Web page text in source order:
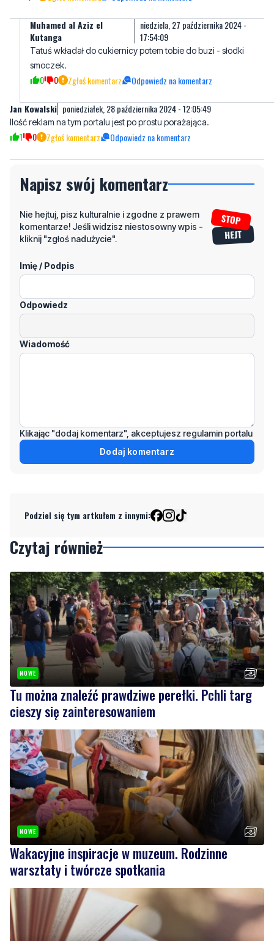
smoczek.
0 0 Odpowiedz na komentarz
Jan Kowalski poniedziałek, 28 października 2024 - 12:05:49
Ilość reklam na tym portalu jest po prostu porażająca.
Napisz swój komentarz
komentarze! Jeśli widzisz niestosowny wpis -
kliknij "zgłoś nadużycie".
Imię / Podpis
Odpowiedz
Wiadomość
NOWE
Tu można znaleźć prawdziwe perełki. Pchli targ
cieszy się zainteresowaniem
NOWE
Wakacyjne inspiracje w muzeum. Rodzinne
warsztaty i twórcze spotkania